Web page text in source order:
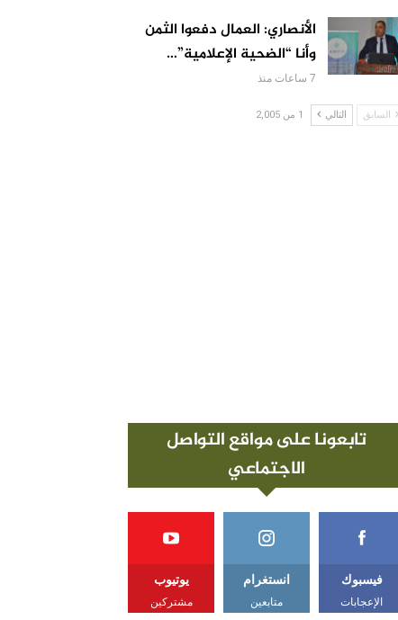
الأنصاري: العمال دفعوا الثمن
وأنا “الضحية الإعلامية”…
7 ساعات منذ
السابق التالي 1 من 2,005
تابعونا على مواقع التواصل
الاجتماعي
فيسبوك
الإعجابات
انستغرام
متابعين
يوتيوب
مشتركين